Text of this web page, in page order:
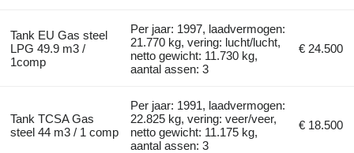
Tank EU Gas steel
LPG 49.9 m3 /
1comp
Per jaar: 1997, laadvermogen:
21.770 kg, vering: lucht/lucht,
netto gewicht: 11.730 kg,
aantal assen: 3
€ 24.500
Tank TCSA Gas
steel 44 m3 / 1 comp
Per jaar: 1991, laadvermogen:
22.825 kg, vering: veer/veer,
netto gewicht: 11.175 kg,
aantal assen: 3
€ 18.500